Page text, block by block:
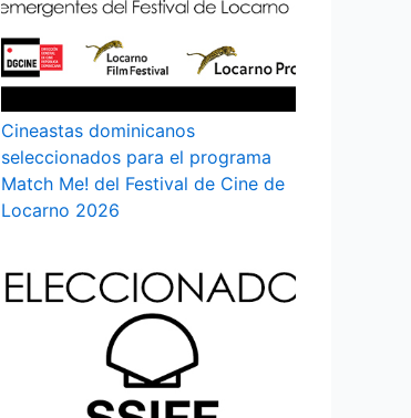
Cineastas dominicanos
seleccionados para el programa
Match Me! del Festival de Cine de
Locarno 2026